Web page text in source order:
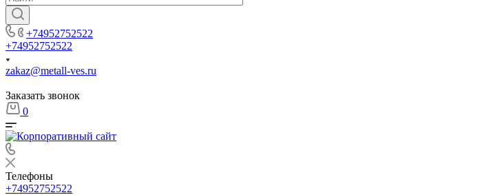
+74952752522
+74952752522
zakaz@metall-ves.ru
Заказать звонок
0
Телефоны
+74952752522